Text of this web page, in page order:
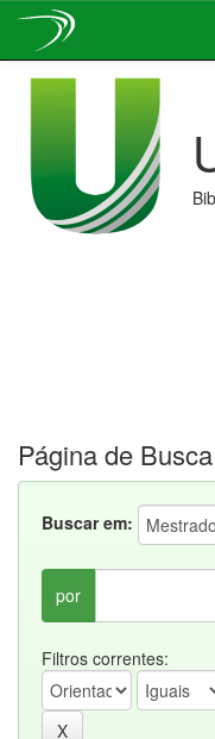
Página de Busca
Buscar em:
por
Filtros correntes: